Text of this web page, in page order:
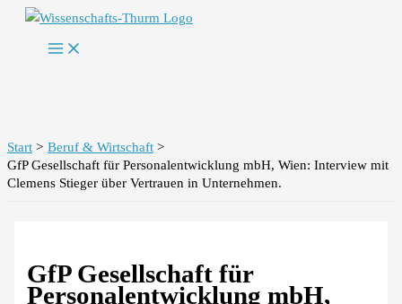
Zum
Start
Beruf & Wirtschaft
GfP Gesellschaft für Personalentwicklung mbH, Wien: Interview mit
Clemens Stieger über Vertrauen in Unternehmen.
GfP Gesellschaft für
Personalentwicklung mbH,